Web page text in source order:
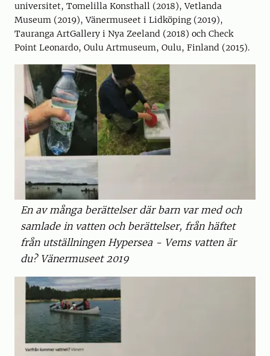
universitet, Tomelilla Konsthall (2018), Vetlanda
Museum (2019), Vänermuseet i Lidköping (2019),
Tauranga ArtGallery i Nya Zeeland (2018) och Check
Point Leonardo, Oulu Artmuseum, Oulu, Finland (2015).
En av många berättelser där barn var med och
samlade in vatten och berättelser, från häftet
från utställningen Hypersea - Vems vatten är
du? Vänermuseet 2019